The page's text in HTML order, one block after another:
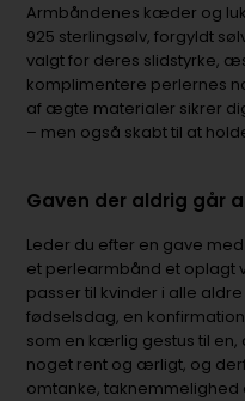
Armbåndenes kæder og
925 sterlingsølv, forgyldt
valgt for deres slidstyrke,
komplimentere perlernes
af ægte materialer sikrer
– men også skabt til at
Gaven der aldrig går
Leder du efter en gave
et perlearmbånd et oplagt
passer til kvinder i alle
fødselsdag, en
som en kærlig gestus til en,
noget rent og ærligt, og
omtanke,